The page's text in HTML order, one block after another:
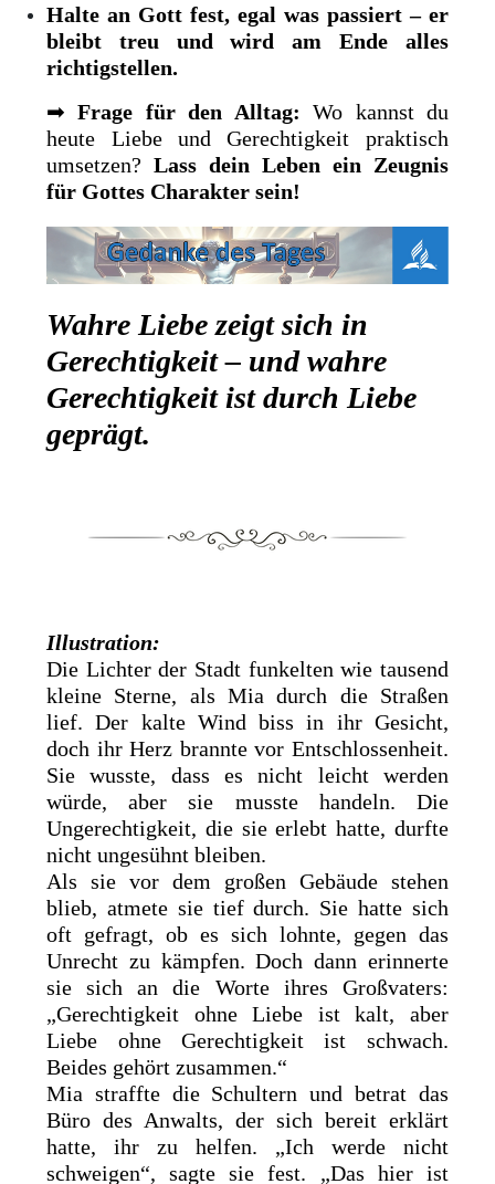
Halte an Gott fest, egal was passiert – er
bleibt treu und wird am Ende alles
richtigstellen.
➡Frage für den Alltag: Wo kannst du
heute Liebe und Gerechtigkeit praktisch
umsetzen?Lass dein Leben ein Zeugnis
für Gottes Charakter sein!
Wahre Liebe zeigt sich in
Gerechtigkeit – und wahre
Gerechtigkeit ist durch Liebe
geprägt.
Illustration:
Die Lichter der Stadt funkelten wie tausend
kleine Sterne, als Mia durch die Straßen
lief. Der kalte Wind biss in ihr Gesicht,
doch ihr Herz brannte vor Entschlossenheit.
Sie wusste, dass es nicht leicht werden
würde, aber sie musste handeln. Die
Ungerechtigkeit, die sie erlebt hatte, durfte
nicht ungesühnt bleiben.
Als sie vor dem großen Gebäude stehen
blieb, atmete sie tief durch. Sie hatte sich
oft gefragt, ob es sich lohnte, gegen das
Unrecht zu kämpfen. Doch dann erinnerte
sie sich an die Worte ihres Großvaters:
„Gerechtigkeit ohne Liebe ist kalt, aber
Liebe ohne Gerechtigkeit ist schwach.
Beides gehört zusammen.“
Mia straffte die Schultern und betrat das
Büro des Anwalts, der sich bereit erklärt
hatte, ihr zu helfen. „Ich werde nicht
schweigen“, sagte sie fest. „Das hier ist